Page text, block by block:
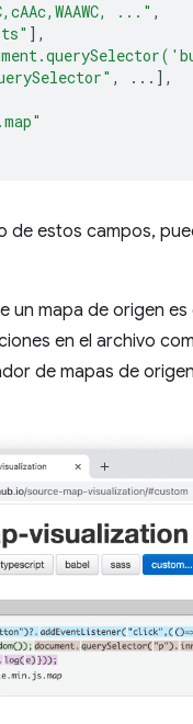
..." ,
],
,
...],
de estos campos,
un mapa de origen es
en el archivo
de mapas de